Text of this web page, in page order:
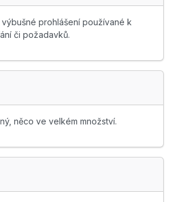
prohlášení používané k
či požadavků.
něco ve velkém množství.